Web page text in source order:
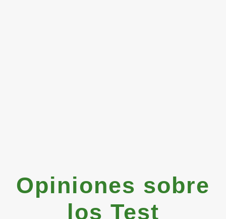
Opiniones sobre
los Test